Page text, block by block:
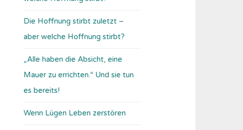
Die Hoffnung stirbt zuletzt –
aber welche Hoffnung stirbt?
„Alle haben die Absicht, eine
Mauer zu errichten.“ Und sie tun
es bereits!
Wenn Lügen Leben zerstören